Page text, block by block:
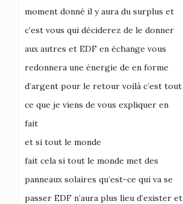
moment donné il y aura du surplus et
c’est vous qui déciderez de le donner
aux autres et EDF en échange vous
redonnera une énergie de en forme
d’argent pour le retour voilà c’est tout
ce que je viens de vous expliquer en
fait
et si tout le monde
fait cela si tout le monde met des
panneaux solaires qu’est-ce qui va se
passer EDF n’aura plus lieu d’exister et